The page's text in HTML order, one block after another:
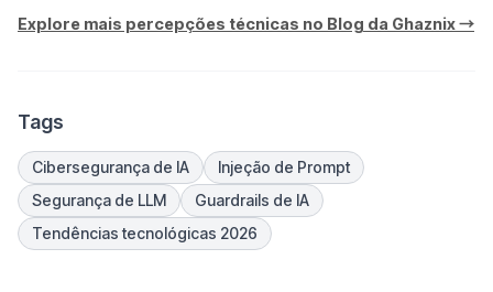
Explore mais percepções técnicas no Blog da Ghaznix →
Tags
Cibersegurança de IA
Injeção de Prompt
Segurança de LLM
Guardrails de IA
Tendências tecnológicas 2026